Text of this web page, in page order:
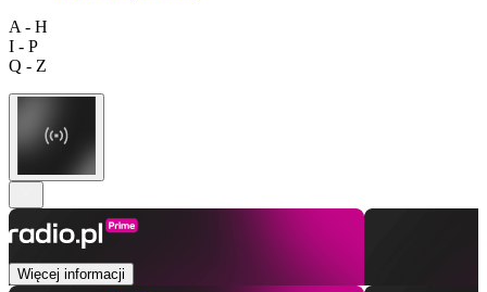
A - H
I - P
Q - Z
Więcej informacji